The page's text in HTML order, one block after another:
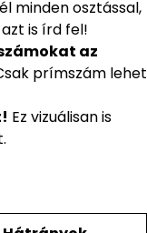
minden osztással,
is írd fel!
az
prímszám lehet
Ez vizuálisan is